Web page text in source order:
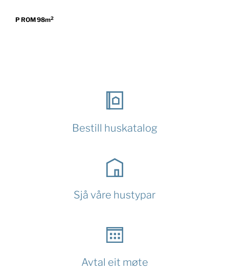
P ROM 98m2
Bestill huskatalog
Sjå våre hustypar
Avtal eit møte